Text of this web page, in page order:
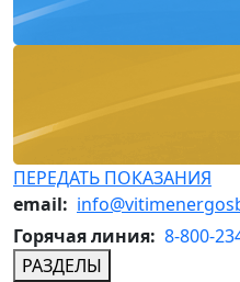
ПЕРЕДАТЬ ПОКАЗАНИЯ
email:
Горячая линия: 8-800-
РАЗДЕЛЫ